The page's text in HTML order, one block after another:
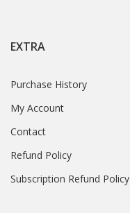
EXTRA
Purchase History
My Account
Contact
Refund Policy
Subscription Refund Policy